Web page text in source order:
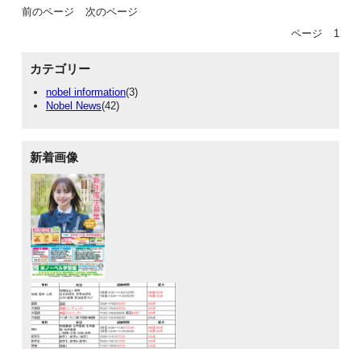
前のページ
次のページ
ページ
1
カテゴリー
nobel information(3)
Nobel News(42)
新着画像